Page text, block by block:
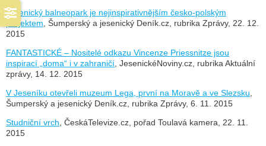
Jesenický balneopark je nejinspirativnějším česko-polským
projektem , Šumperský a jesenický Deník.cz, rubrika Zprávy, 22. 12.
2015
FANTASTICKÉ – Nositelé odkazu Vincenze Priessnitze jsou
inspirací „doma“ i v zahraničí , JesenickéNoviny.cz, rubrika Aktuální
zprávy, 14. 12. 2015
V Jeseníku otevřeli muzeum Lega, první na Moravě a ve Slezsku
Šumperský a jesenický Deník.cz, rubrika Zprávy, 6. 11. 2015
Studniční vrch , ČeskáTelevize.cz, pořad Toulavá kamera, 22. 11.
2015